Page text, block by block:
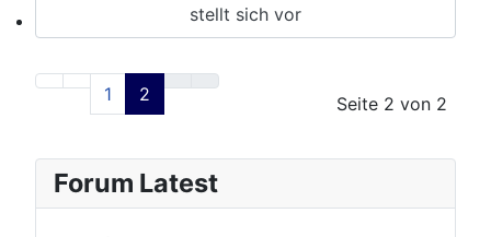
stellt sich vor
Seite 2 von 2
1 2
Forum Latest